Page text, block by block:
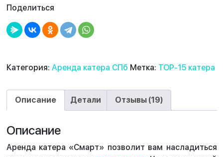
Поделиться
Категория: Аренда катера СПб Метка: TOP-15 катера
Описание Детали Отзывы (19)
Описание
Аренда катера «Смарт» позволит вам насладиться